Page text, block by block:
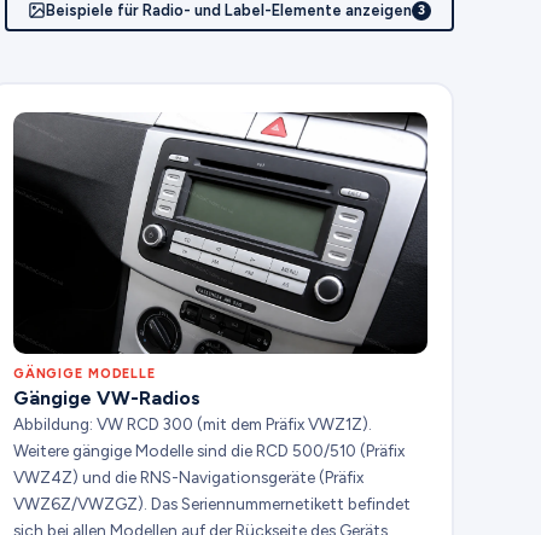
Beispiele für Radio- und Label-Elemente anzeigen 3
GÄNGIGE MODELLE
Gängige VW-Radios
Abbildung: VW RCD 300 (mit dem Präfix VWZ1Z).
Weitere gängige Modelle sind die RCD 500/510 (Präfix
VWZ4Z) und die RNS-Navigationsgeräte (Präfix
VWZ6Z/VWZGZ). Das Seriennummernetikett befindet
sich bei allen Modellen auf der Rückseite des Geräts.